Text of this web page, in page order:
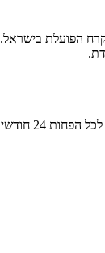
הפועלת בישראל.
.